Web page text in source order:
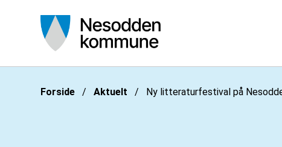
Du er her:
Forside Aktuelt Ny litteraturfestival på